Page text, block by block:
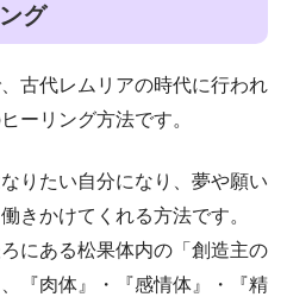
グ
古代レムリアの時代に行われ
ーリング方法です。
りたい自分になり、夢や願い
きかけてくれる方法です。
にある松果体内の「創造主の
『肉体』・『感情体』・『精